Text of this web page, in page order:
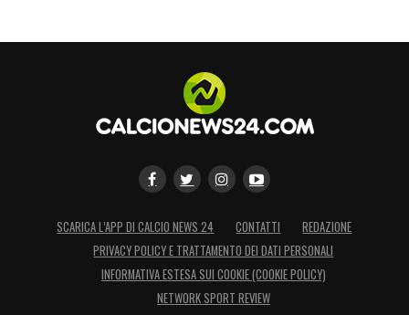
SCARICA L’APP DI CALCIO NEWS 24 CONTATTI
REDAZIONE
PRIVACY POLICY E TRATTAMENTO DEI DATI PERSONALI
INFORMATIVA ESTESA SUI COOKIE (COOKIE POLICY)
NETWORK SPORT REVIEW